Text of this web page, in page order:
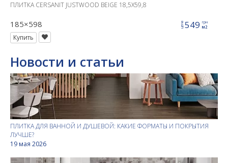
ПЛИТКА CERSANIT JUSTWOOD BEIGE 18,5X59,8
185×598 цена549 грн
м2
Купить
Новости и статьи
ПЛИТКА ДЛЯ ВАННОЙ И ДУШЕВОЙ: КАКИЕ ФОРМАТЫ И ПОКРЫТИЯ
ЛУЧШЕ?
19 мая 2026